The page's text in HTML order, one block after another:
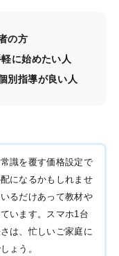
の方
に始めたい人
別指導が良い人
識を覆す価格設定で
になるかもしれませ
るだけあって教材や
います。スマホ1台
は、忙しいご家庭に
ょう。